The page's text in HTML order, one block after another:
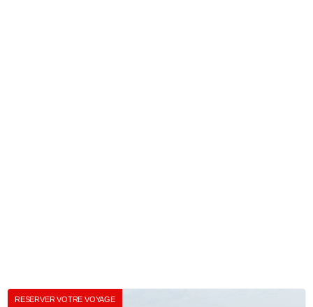
RESERVER VOTRE VOYAGE